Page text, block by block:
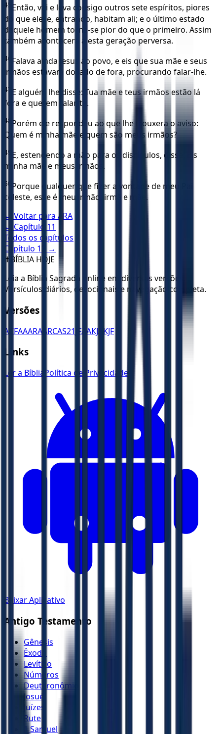
45 Então, vai e leva consigo outros sete espíritos, piores
do que ele, e, entrando, habitam ali; e o último estado
daquele homem torna-se pior do que o primeiro. Assim
também acontecerá a esta geração perversa.
46 Falava ainda Jesus ao povo, e eis que sua mãe e seus
irmãos estavam do lado de fora, procurando falar-lhe.
47 E alguém lhe disse: Tua mãe e teus irmãos estão lá
fora e querem falar-te.
48 Porém ele respondeu ao que lhe trouxera o aviso:
Quem é minha mãe e quem são meus irmãos?
49 E, estendendo a mão para os discípulos, disse: Eis
minha mãe e meus irmãos.
50 Porque qualquer que fizer a vontade de meu Pai
celeste, esse é meu irmão, irmã e mãe.
← Voltar para ARA
← Capítulo 11
Todos os capítulos
Capítulo 13
→
✝️ BÍBLIA HOJE
Leia a Bíblia Sagrada online em diversas versões.
Versículos diários, devocionais e navegação completa.
Versões
ACFAAARA ARCAS21 JFAAKJA KJF
Links
Ler a Bíblia Política de Privacidade
Baixar Aplicativo
Antigo Testamento
Gênesis
Êxodo
Levítico
Números
Deuteronômio
Josué
Juízes
Rute
1 Samuel